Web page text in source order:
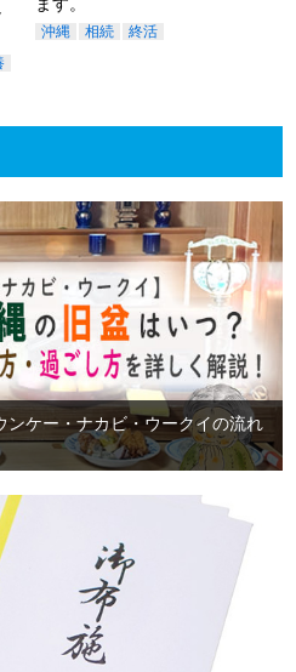
ます。
沖縄 相続 終活
ケー・ナカビ・ウークイの流れ